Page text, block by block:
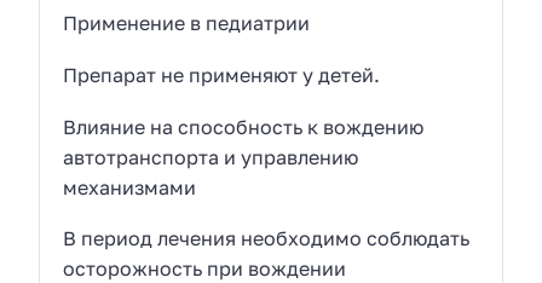
Применение в педиатрии
Препарат не применяют у детей.
Влияние на способность к вождению
автотранспорта и управлению
механизмами
В период лечения необходимо соблюдать
осторожность при вождении